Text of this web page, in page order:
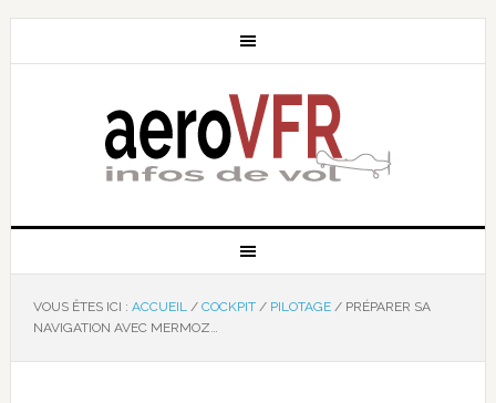
VOUS ÊTES ICI : ACCUEIL / COCKPIT / PILOTAGE /PRÉPARER SA
NAVIGATION AVEC MERMOZ…